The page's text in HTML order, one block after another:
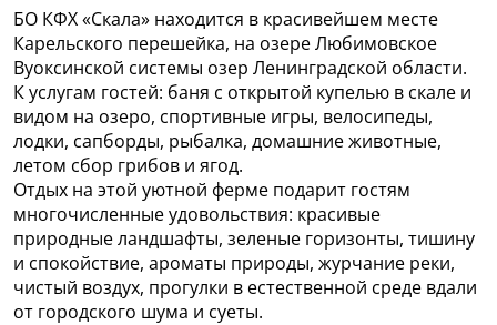
БО КФХ «Скала» находится в красивейшем месте
Карельского перешейка, на озере Любимовское
Вуоксинской системы озер Ленинградской области.
К услугам гостей: баня с открытой купелью в скале и
видом на озеро, спортивные игры, велосипеды,
лодки, сапборды, рыбалка, домашние животные,
летом сбор грибов и ягод.
Отдых на этой уютной ферме подарит гостям
многочисленные удовольствия: красивые
природные ландшафты, зеленые горизонты, тишину
и спокойствие, ароматы природы, журчание реки,
чистый воздух, прогулки в естественной среде вдали
от городского шума и суеты.